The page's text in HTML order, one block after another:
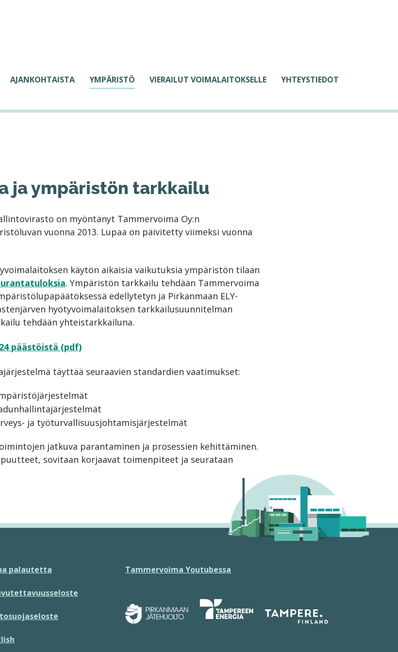
AJANKOHTAISTA YMPÄRISTÖ VIERAILUT VOIMALAITOKSELLE YHTEYSTIEDOT
ja ympäristön tarkkailu
on myöntänyt Tammervoima Oy:n
vuonna 2013. Lupaa on päivitetty viimeksi vuonna
käytön aikaisia vaikutuksia ympäristön tilaan
. Ympäristön tarkkailu tehdään Tammervoima
edellytetyn ja Pirkanmaan ELY-
hyötyvoimalaitoksen tarkkailusuunnitelman
tehdään yhteistarkkailuna.
päästöistä (pdf)
täyttää seuraavien standardien vaatimukset:
ja työturvallisuusjohtamisjärjestelmät
jatkuva parantaminen ja prosessien kehittäminen.
sovitaan korjaavat toimenpiteet ja seurataan
palautetta Tammervoima Youtubessa